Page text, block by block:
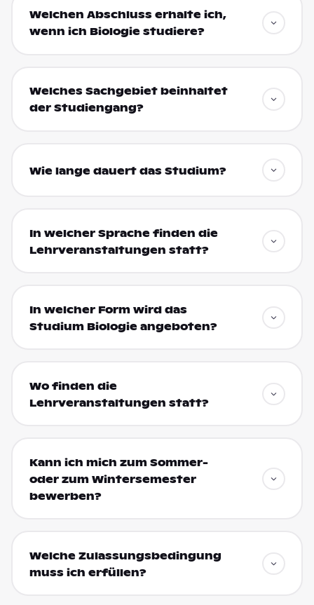
Welchen Abschluss erhalte ich,
wenn ich Biologie studiere?
Welches Sachgebiet beinhaltet
der Studiengang?
Wie lange dauert das Studium?
In welcher Sprache finden die
Lehrveranstaltungen statt?
In welcher Form wird das
Studium Biologie angeboten?
Wo finden die
Lehrveranstaltungen statt?
Kann ich mich zum Sommer-
oder zum Wintersemester
bewerben?
Welche Zulassungsbedingung
muss ich erfüllen?